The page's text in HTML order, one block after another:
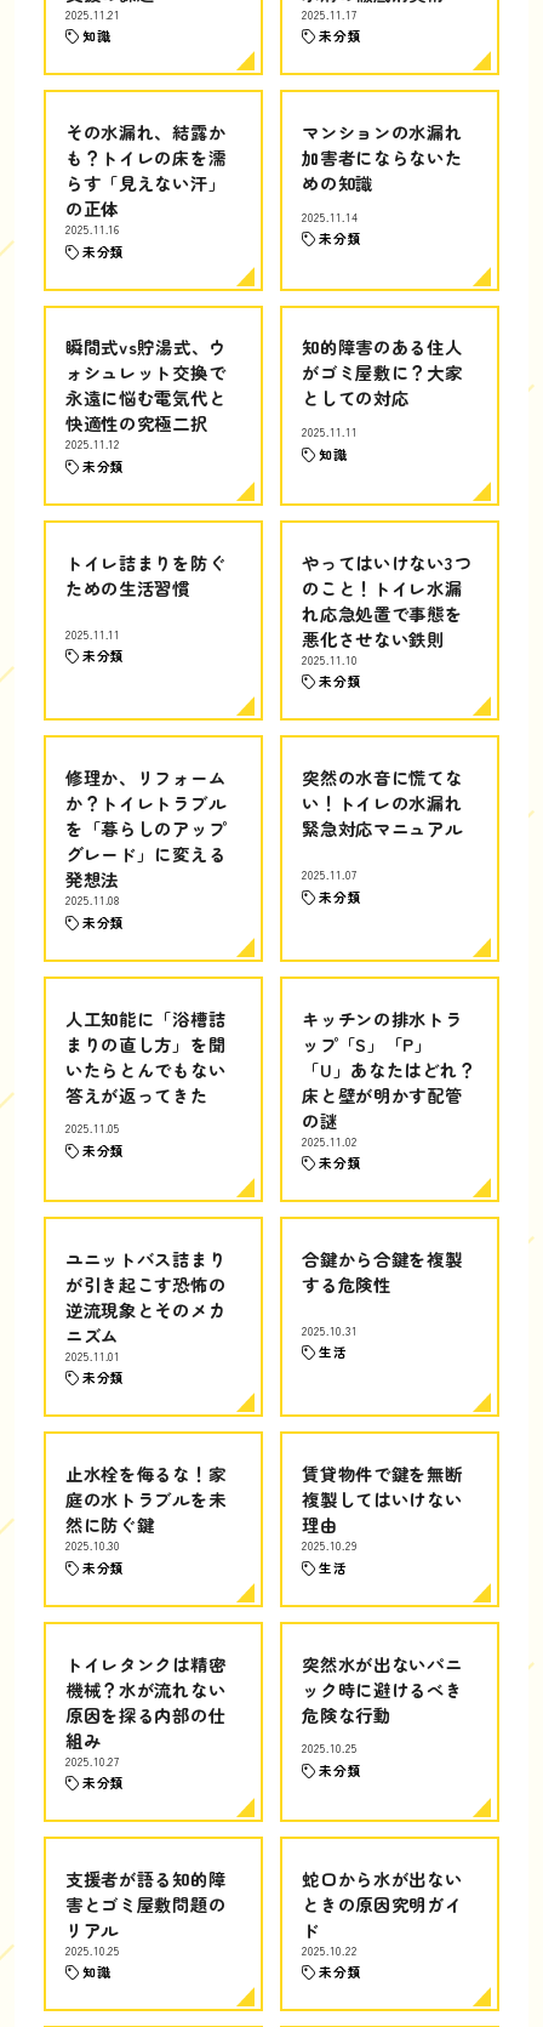
2025.11.21
知識
2025.11.17
未分類
その水漏れ、結露か
も？トイレの床を濡
らす「見えない汗」
の正体
2025.11.16
未分類
マンションの水漏れ
加害者にならないた
めの知識
2025.11.14
未分類
瞬間式vs貯湯式、ウ
ォシュレット交換で
永遠に悩む電気代と
快適性の究極二択
2025.11.12
未分類
知的障害のある住人
がゴミ屋敷に？大家
としての対応
2025.11.11
知識
トイレ詰まりを防ぐ
ための生活習慣
2025.11.11
未分類
やってはいけない3つ
のこと！トイレ水漏
れ応急処置で事態を
悪化させない鉄則
2025.11.10
未分類
修理か、リフォーム
か？トイレトラブル
を「暮らしのアップ
グレード」に変える
発想法
2025.11.08
未分類
突然の水音に慌てな
い！トイレの水漏れ
緊急対応マニュアル
2025.11.07
未分類
人工知能に「浴槽詰
まりの直し方」を聞
いたらとんでもない
答えが返ってきた
2025.11.05
未分類
キッチンの排水トラ
ップ「S」「P」
「U」あなたはどれ？
床と壁が明かす配管
の謎
2025.11.02
未分類
ユニットバス詰まり
が引き起こす恐怖の
逆流現象とそのメカ
ニズム
2025.11.01
未分類
合鍵から合鍵を複製
する危険性
2025.10.31
生活
止水栓を侮るな！家
庭の水トラブルを未
然に防ぐ鍵
2025.10.30
未分類
賃貸物件で鍵を無断
複製してはいけない
理由
2025.10.29
生活
トイレタンクは精密
機械？水が流れない
原因を探る内部の仕
組み
2025.10.27
未分類
突然水が出ないパニ
ック時に避けるべき
危険な行動
2025.10.25
未分類
支援者が語る知的障
害とゴミ屋敷問題の
リアル
2025.10.25
知識
蛇口から水が出ない
ときの原因究明ガイ
ド
2025.10.22
未分類